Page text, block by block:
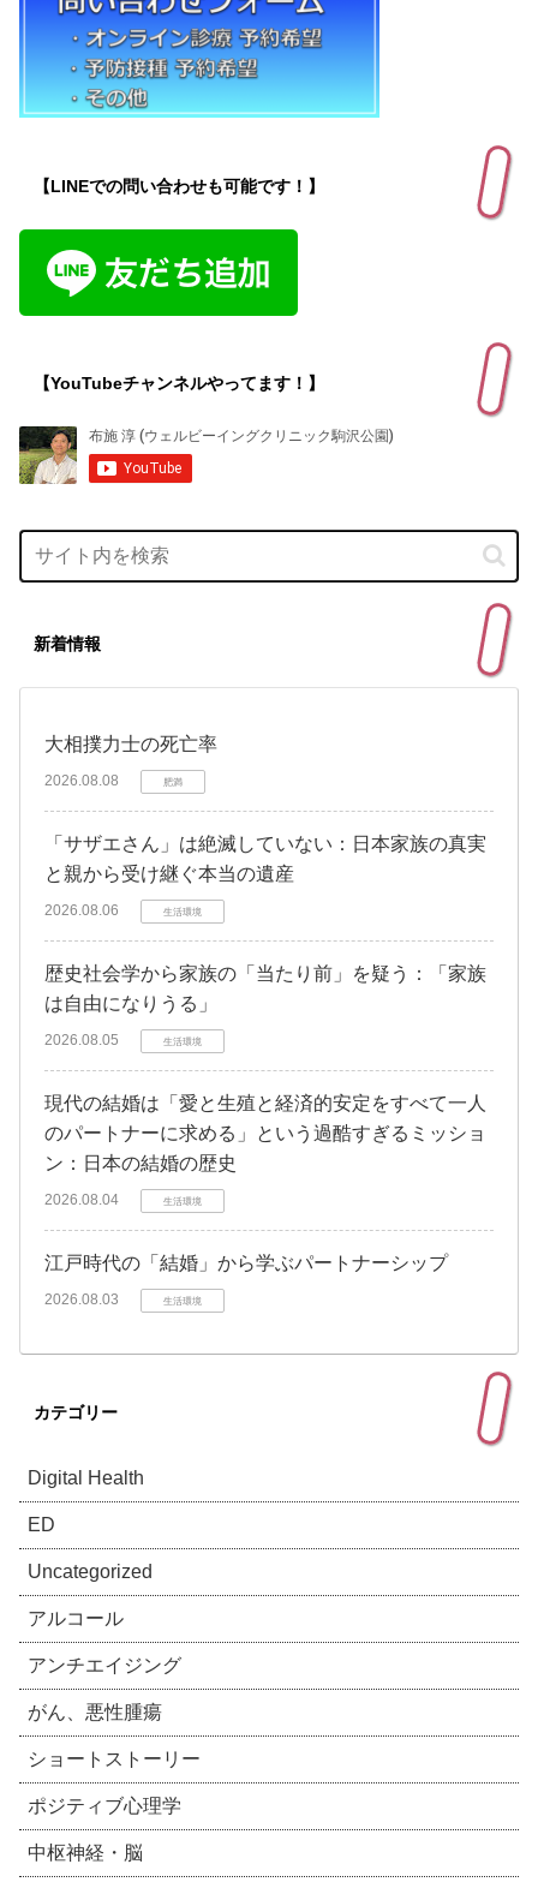
【LINEでの問い合わせも可能です！】
【YouTubeチャンネルやってます！】
新着情報
大相撲力士の死亡率
2026.08.08 肥満
「サザエさん」は絶滅していない：日本家族の真実
と親から受け継ぐ本当の遺産
2026.08.06 生活環境
歴史社会学から家族の「当たり前」を疑う：「家族
は自由になりうる」
2026.08.05 生活環境
現代の結婚は「愛と生殖と経済的安定をすべて一人
のパートナーに求める」という過酷すぎるミッショ
ン：日本の結婚の歴史
2026.08.04 生活環境
江戸時代の「結婚」から学ぶパートナーシップ
2026.08.03 生活環境
カテゴリー
Digital Health
ED
Uncategorized
アルコール
アンチエイジング
がん、悪性腫瘍
ショートストーリー
ポジティブ心理学
中枢神経・脳